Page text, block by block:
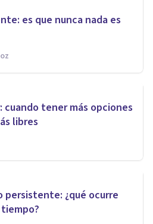
es que nunca nada es
cuando tener más opciones
libres
persistente: ¿qué ocurre